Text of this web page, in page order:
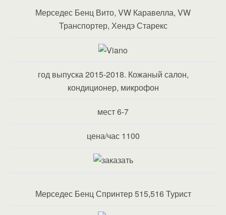
Мерседес Бенц Вито, VW Каравелла, VW
Транспортер, Хендэ Старекс
год выпуска 2015-2018. Кожаный салон,
кондиционер, микрофон
мест 6-7
цена/час 1100
Мерседес Бенц Спринтер 515,516 Турист